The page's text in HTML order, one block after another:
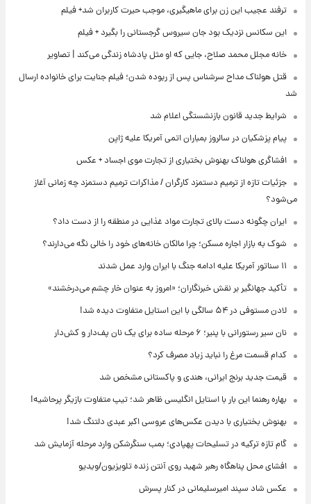
ترفند عجیب این زن برای ماهیگیری، موجب حیرت کاربران شد+ فیلم
این سکانس نزدیک بود جان سیروس گرجستانی را بگیرد + فیلم
خانه مجلل محمد صلاح، جایی که او مثل پادشاه زندگی می‌کند | تصاویر
قتل هولناک مداح سرشناس پس از ربوده شدن؛ فیلم جنایت برای خانواده ارسال
شد
شرایط جدید قانون بازنشستگی اعلام شد
پیام پزشکیان در سالروز بمباران اتمی آمریکا علیه ژاپن
افشاگری هولناک بهنوش بختیاری از تجارت موی اجساد + عکس
جزئیات تازه از ترمیم دستمزد کارگران / مذاکرات ترمیم دستمزد چه زمانی آغاز
می‌شود؟
ایران چگونه دست بالای تجارت مواد غذایی در منطقه را از دست داد؟
شوک به بازار اجاره مسکن؛ چرا مالکان خانه‌های خود را خالی نگه می‌دارند؟
۱۱ سناتور آمریکا علیه ادامه جنگ با ایران وارد عمل شدند
تأکید جهانگیر بر نقش خبرنگاران؛ «امروز به عنوان خار چشم می‌درخشند»
لادن مستوفی در ۵۴ سالگی با این استایل متفاوت دیده شد!
نان سیر رستورانی با پنیر؛ ۶ مرحله ساده برای یک نان پف‌دار و کش‌دار
کدام قسمت مرغ را نباید زیاد مصرف کرد؟
قیمت جدید برنج ایرانی، هندی و پاکستانی مشخص شد
بهاره رهنما این بار با استایل انگلیسی ظاهر شد؛ تیپ متفاوت بازیگر پرحاشیه!
بهنوش بختیاری با دیدن عکس‌های عروسی اکبر عبدی دلتنگ شد!
گام تازه ترکیه در تسلیحات پهپادی؛ بمب سنگرشکن وارد مرحله آزمایش شد
افشای محل پناهگاه‌ رهبر شهید روی آنتن زنده تلویزیون/ویدیو
عکس شاد سپند امیرسلیمانی در کنار پسرش